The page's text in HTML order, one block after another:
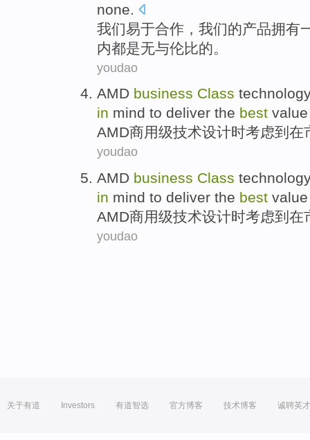
none
我们易于合作 ，我们的产品拥有
内都是无与伦比的。
youdao
AMD business Class
in mind to deliver the best value
AMD商用级技术设计时考虑到 在
youdao
AMD business Class
in mind to deliver the best value
AMD商用级技术设计时考虑到 在
youdao
关于有道 Investors 有道智选 官方博客 技术博客 诚聘英才